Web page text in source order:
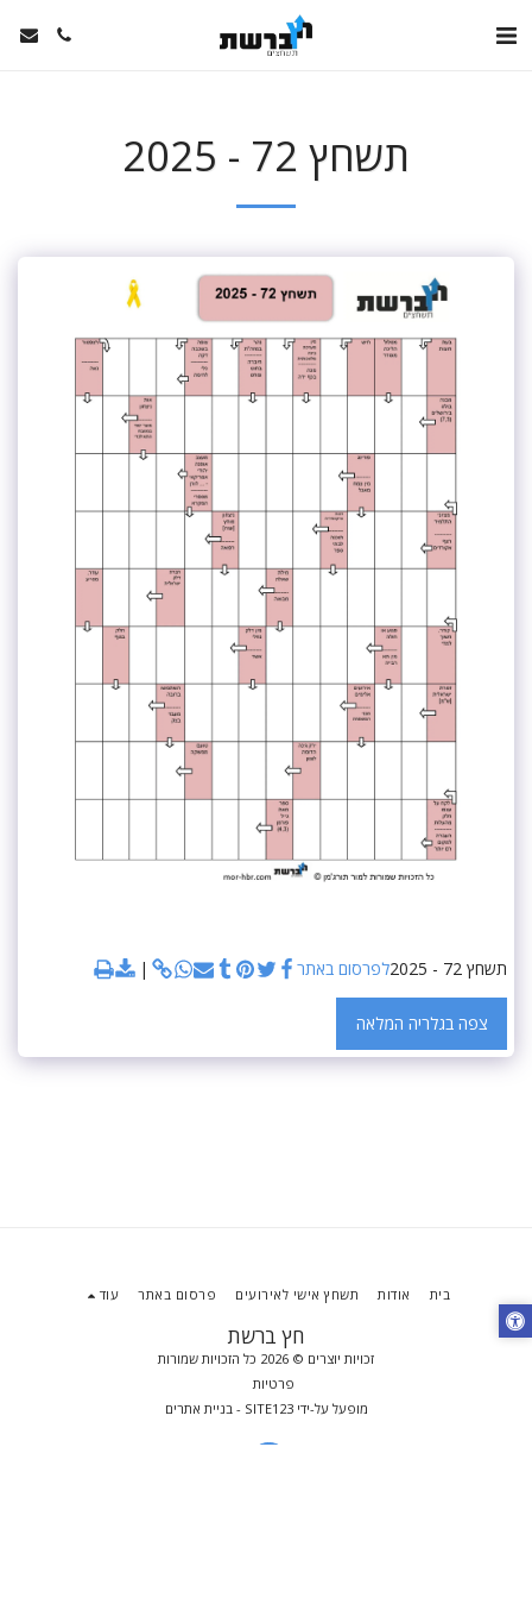
תשחץ 72 - 2025
תשחץ 72 - 2025 לפרסום באתר
צפה בגלריה המלאה
חץ ברשת
זכויות יוצרים © 2026 כל הזכויות שמורות
פרטיות
מופעל על-ידיSITE123
- בניית אתרים
בית אודות תשחץ אישי לאירועים פרסום באתר עוד